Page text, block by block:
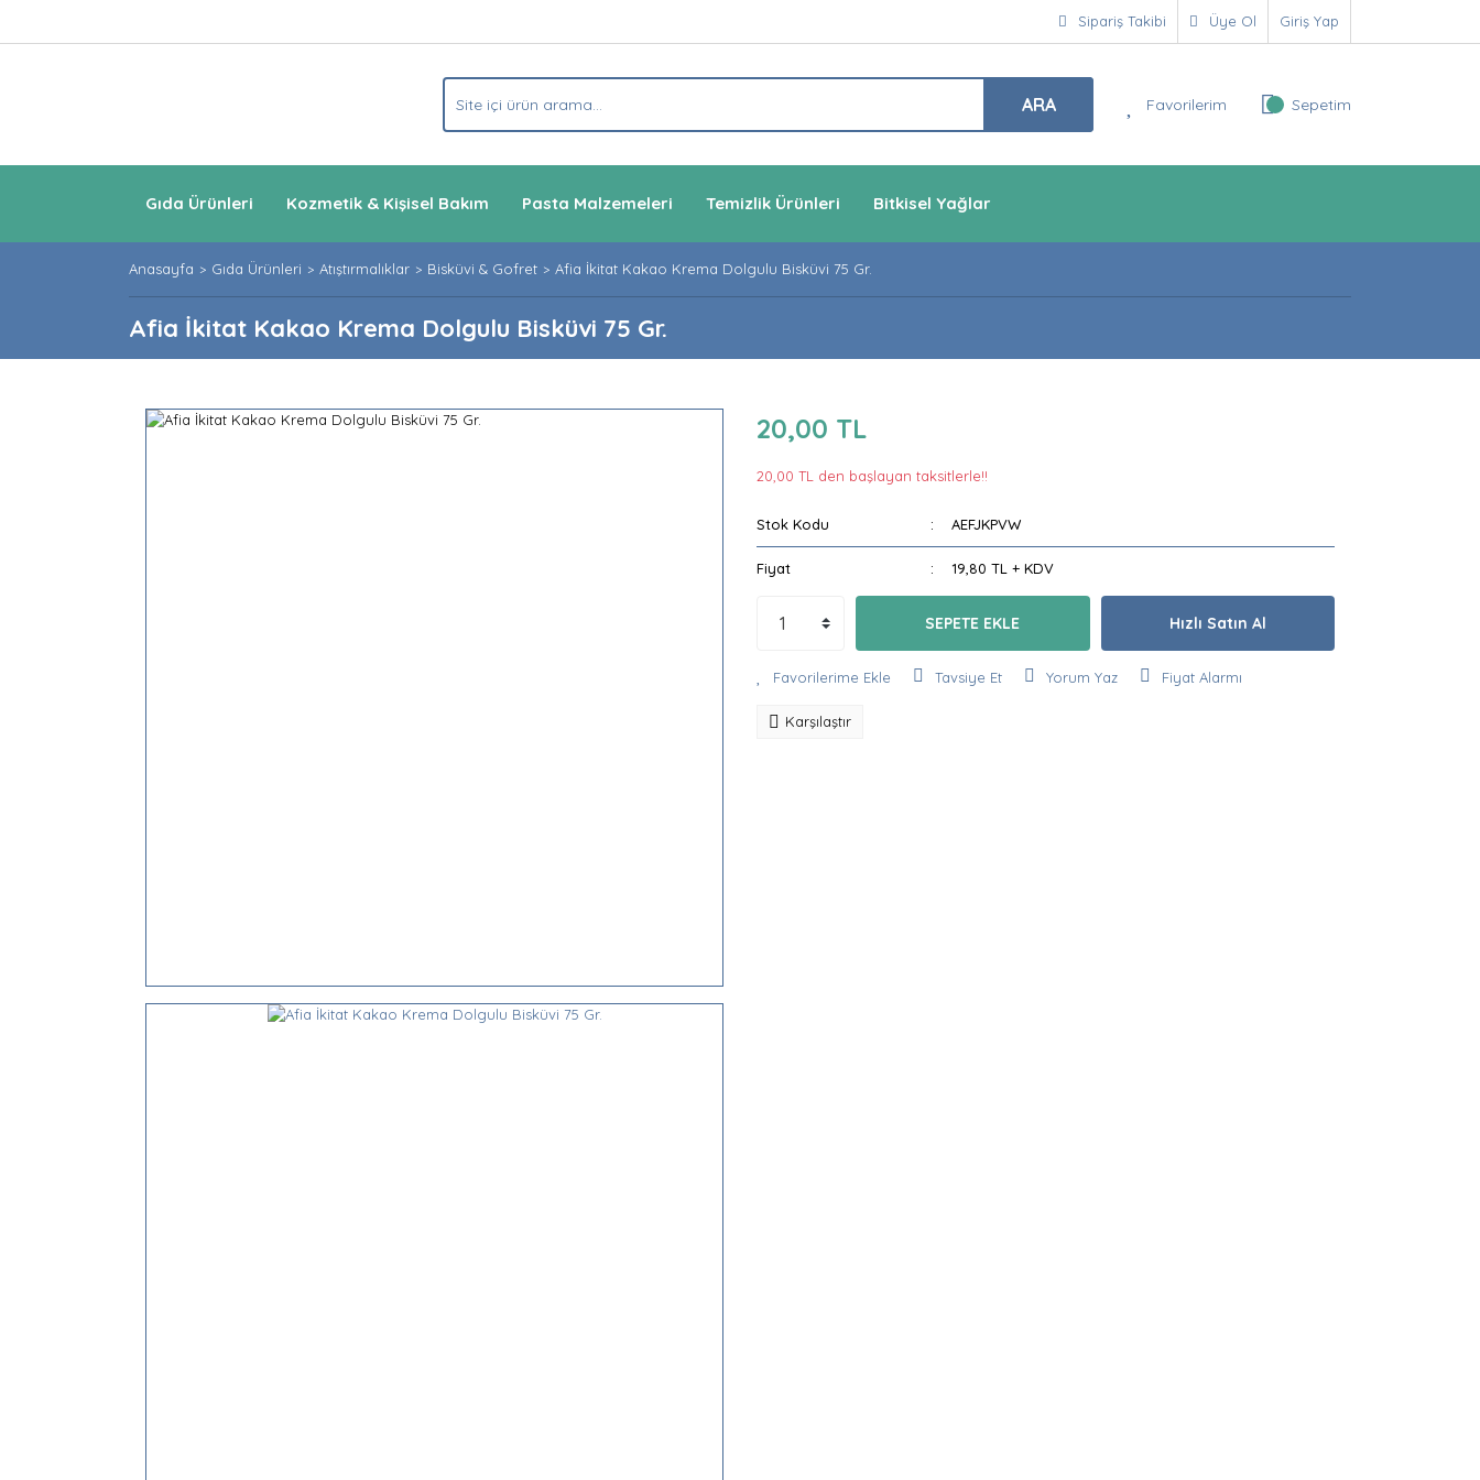
Sipariş Takibi Üye Ol Giriş Yap
ARA Favorilerim Sepetim
Gıda Ürünleri Kozmetik & Kişisel Bakım Pasta Malzemeleri Temizlik Ürünleri Bitkisel Yağlar
Anasayfa Gıda Ürünleri Atıştırmalıklar Bisküvi & Gofret Afia İkitat Kakao Krema Dolgulu Bisküvi 75 Gr.
Afia İkitat Kakao Krema Dolgulu Bisküvi 75 Gr.
20,00 TL
20,00 TL den başlayan taksitlerle!!
Stok Kodu AEFJKPVW
Fiyat 19,80 TL + KDV
SEPETE EKLE Hızlı Satın Al
Tavsiye Et Yorum Yaz Fiyat Alarmı
Karşılaştır